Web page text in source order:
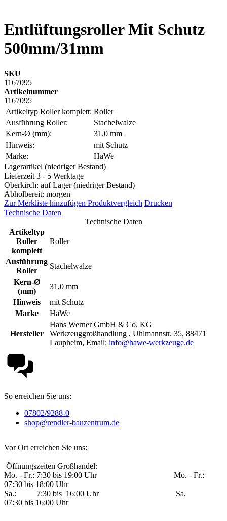
Entlüftungsroller Mit Schutz
500mm/31mm
SKU
1167095
Artikelnummer
1167095
Artikeltyp Roller komplett: Roller
Ausführung Roller:
Stachelwalze
Kern-Ø (mm):
31,0 mm
Hinweis:
mit Schutz
Marke:
HaWe
Lagerartikel (niedriger Bestand)
Lieferzeit 3 - 5 Werktage
Oberkirch: auf Lager (niedriger Bestand)
Abholbereit: morgen
Zur Merkliste hinzufügen Produktvergleich Drucken
Technische Daten
Technische Daten
Artikeltyp
Roller
komplett
Roller
Ausführung
Roller
Stachelwalze
Kern-Ø
(mm)
31,0 mm
Hinweis
mit Schutz
Marke
HaWe
Hersteller
Hans Werner GmbH & Co. KG
Werkzeuggroßhandlung , Uhlmannstr. 35, 88471
Laupheim, Email: info@hawe-werkzeuge.de
So erreichen Sie uns:
07802/9288-0
shop@rendler-bauzentrum.de
Vor Ort erreichen Sie uns:
Öffnungszeiten Großhandel:
Mo. - Fr.: 7:30 bis 19:00 Uhr Mo. - Fr.:
07:30 bis 18:00 Uhr
Sa.: 7:30 bis 16:00 Uhr Sa.
07:30 bis 16:00 Uhr